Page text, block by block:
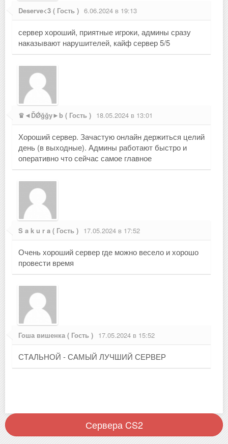
Deserve<3 ( Гость ) 6.06.2024 в 19:13
сервер хороший, приятные игроки, админы сразу
наказывают нарушителей, кайф сервер 5/5
♛◄ĎǾğğy►b ( Гость ) 18.05.2024 в 13:01
Хороший сервер. Зачастую онлайн держиться целий
день (в выходные). Админы работают быстро и
оперативно что сейчас самое главное
S a k u r a ( Гость ) 17.05.2024 в 17:52
Очень хороший сервер где можно весело и хорошо
провести время
Гоша вишенка ( Гость ) 17.05.2024 в 15:52
СТАЛЬНОЙ - САМЫЙ ЛУЧШИЙ СЕРВЕР
Сервера CS2